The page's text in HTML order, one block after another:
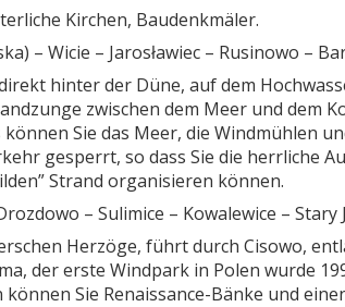
Kirchen, Baudenkmäler.
– Wicie – Jarosławiec – Rusinowo –
hinter der Düne, auf dem
zwischen dem Meer und dem
Sie das Meer, die Windmühlen
gesperrt, so dass Sie die herrliche
Strand organisieren können.
– Sulimice – Kowalewice – Stary
Herzöge, führt durch Cisowo,
der erste Windpark in Polen wurde
Sie Renaissance-Bänke und